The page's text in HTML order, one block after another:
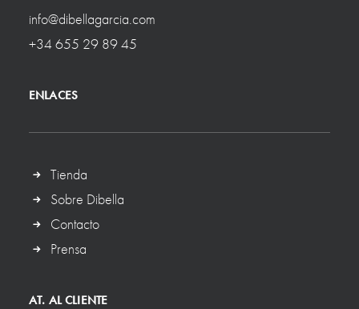
info@dibellagarcia.com
+34 655 29 89 45
ENLACES
Tienda
Sobre Dibella
Contacto
Prensa
AT. AL CLIENTE